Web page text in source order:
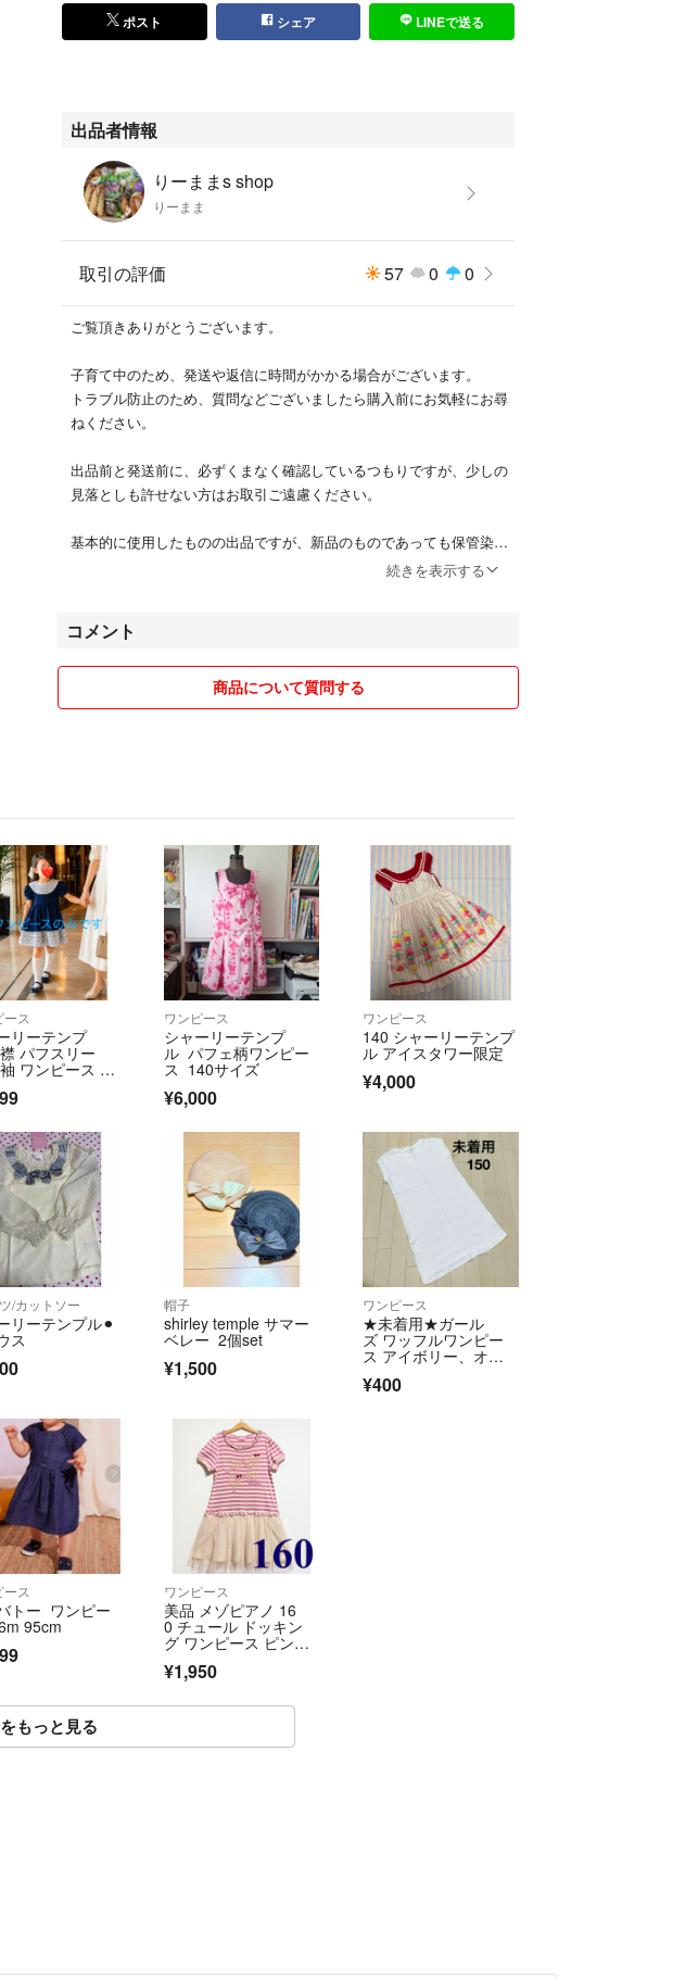
ポスト シェア LINEで送る
出品者情報
りーままs shop
りーまま
取引の評価 57 0 0
ご覧頂きありがとうございます。
子育て中のため、発送や返信に時間がかかる場合がございます。
トラブル防止のため、質問などございましたら購入前にお気軽にお尋
ねください。
出品前と発送前に、必ずくまなく確認しているつもりですが、少しの
見落としも許せない方はお取引ご遠慮ください。
基本的に使用したものの出品ですが、新品のものであっても保管染み
などあるかもしれませんので、細かいことを気にされる方はご購入を
基本的に子供が寝た後の深夜に作業しております。
せんので、その分お値段お安く出品しています。
迅速なやり取り、発送を心がけております。
お取引の間、短い時間ではございますがどうぞよろしくお願いしま
す。
続きを表示する
コメント
商品について質問する
ース
リーテンプ
パフスリー
ワンピース 10
古品
ワンピース
シャーリーテンプ
ル パフェ柄ワンピー
ス 140サイズ
¥6,000
ワンピース
140 シャーリーテンプ
ル アイスタワー限定
¥4,000
/カットソー
リーテンプル⚫︎
ス
帽子
shirley temple サマー
ベレー 2個set
¥1,500
ワンピース
★未着用★ガール
ズ ワッフルワンピー
ス アイボリー、オフ
¥400
ース
トー ワンピー
95cm
ワンピース
美品 メゾピアノ 16
0 チュール ドッキン
グ ワンピース ピン
¥1,950
もっと見る